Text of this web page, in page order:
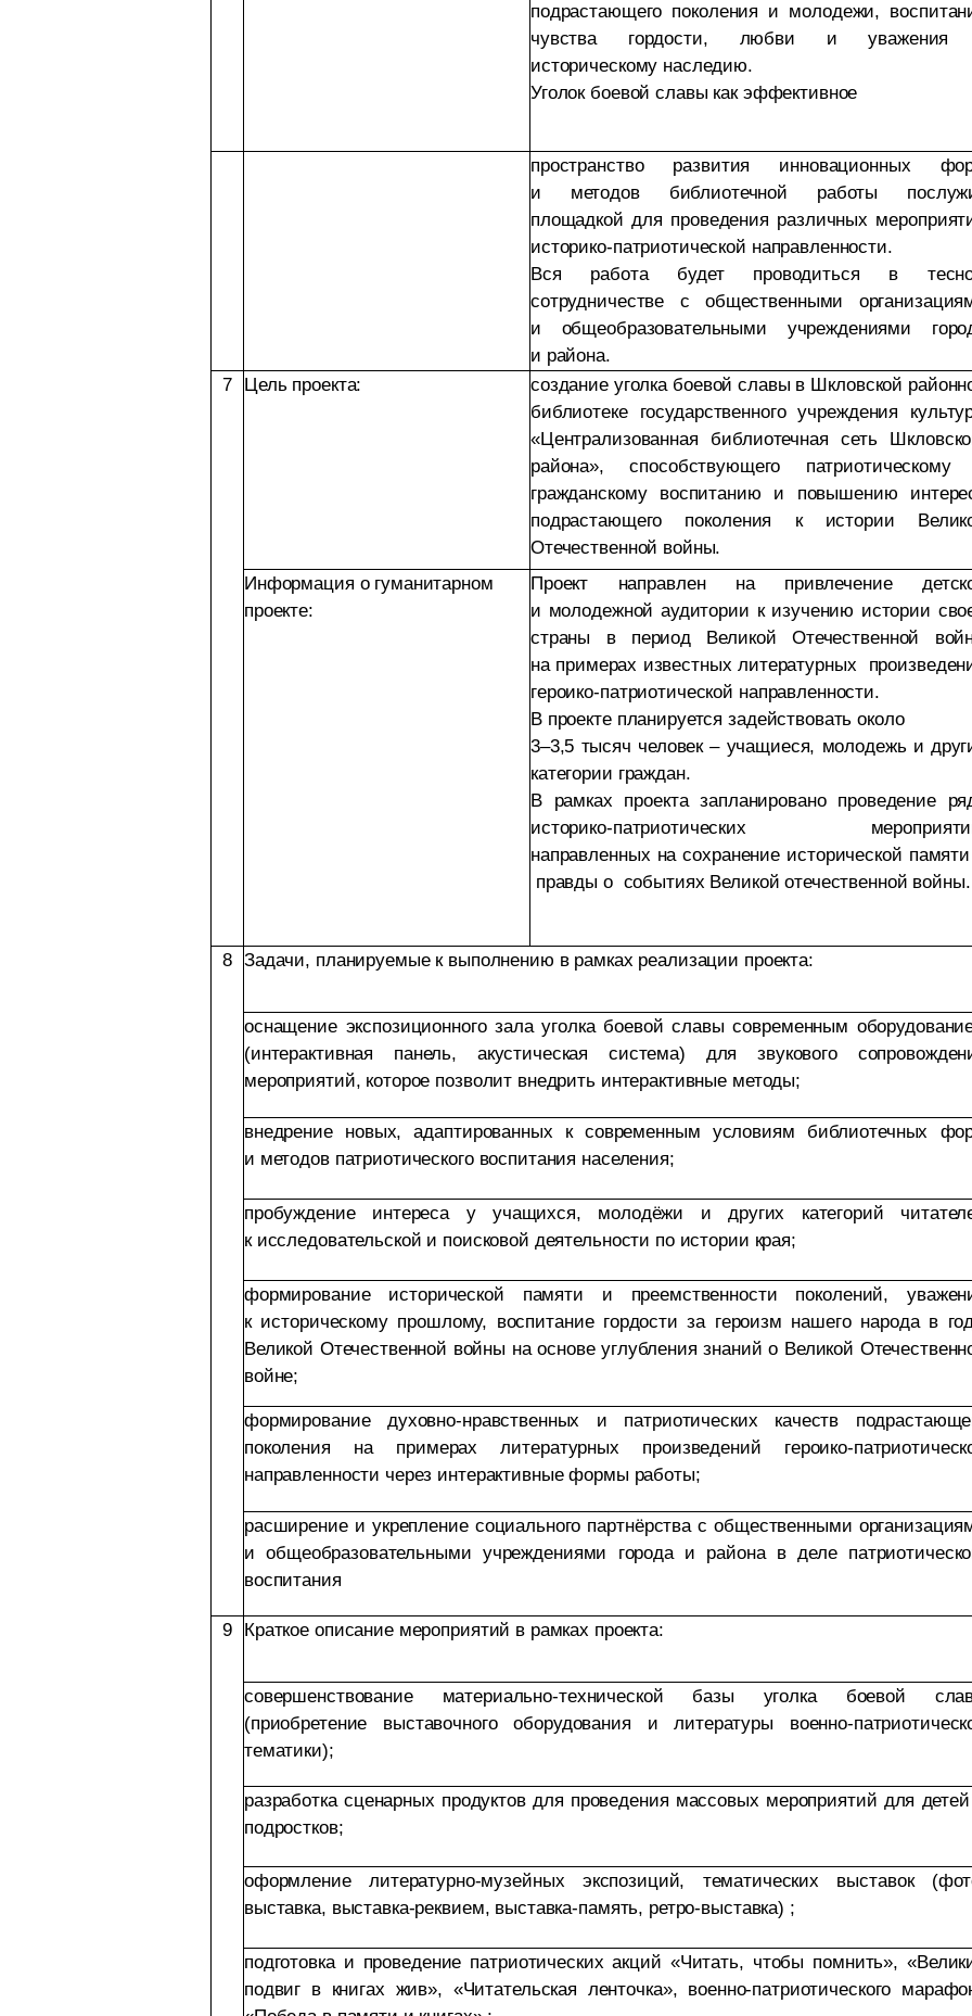
подрастающего поколения и молодежи,
чувства гордости, любви и уважения
историческому наследию.
Уголок боевой славы как эффективное
пространство развития инновационных
и методов библиотечной работы
площадкой для проведения различных
историко-патриотической направленности.
Вся работа будет проводиться в
сотрудничестве с общественными
и общеобразовательными учреждениями
и района.
7
Цель проекта:
создание уголка боевой славы в Шкловской
библиотеке государственного учреждения
«Централизованная библиотечная сеть
района», способствующего
гражданскому воспитанию и повышению
подрастающего поколения к истории
Отечественной войны.
Информация о гуманитарном
проекте:
Проект направлен на привлечение
и молодежной аудитории к изучению истории
страны в период Великой Отечественной
на примерах известных литературных
героико-патриотической направленности.
В проекте планируется задействовать около
3–3,5 тысяч человек – учащиеся, молодежь и
категории граждан.
В рамках проекта запланировано проведение
историко-патриотических
направленных на сохранение исторической
правды о событиях Великой отечественной войны.
8 Задачи, планируемые к выполнению в рамках реализации проекта:
оснащение экспозиционного зала уголка боевой славы современным
(интерактивная панель, акустическая система) для звукового
мероприятий, которое позволит внедрить интерактивные методы;
внедрение новых, адаптированных к современным условиям библиотечных
и методов патриотического воспитания населения;
пробуждение интереса у учащихся, молодёжи и других категорий
к исследовательской и поисковой деятельности по истории края;
формирование исторической памяти и преемственности поколений,
к историческому прошлому, воспитание гордости за героизм нашего народа в
Великой Отечественной войны на основе углубления знаний о Великой
войне;
формирование духовно-нравственных и патриотических качеств
поколения на примерах литературных произведений героико-
направленности через интерактивные формы работы;
расширение и укрепление социального партнёрства с общественными
и общеобразовательными учреждениями города и района в деле
воспитания
9 Краткое описание мероприятий в рамках проекта:
совершенствование материально-технической базы уголка боевой
(приобретение выставочного оборудования и литературы военно-
тематики);
разработка сценарных продуктов для проведения массовых мероприятий для
подростков;
оформление литературно-музейных экспозиций, тематических выставок
выставка, выставка-реквием, выставка-память, ретро-выставка) ;
подготовка и проведение патриотических акций «Читать, чтобы помнить»,
подвиг в книгах жив», «Читательская ленточка», военно-патриотического